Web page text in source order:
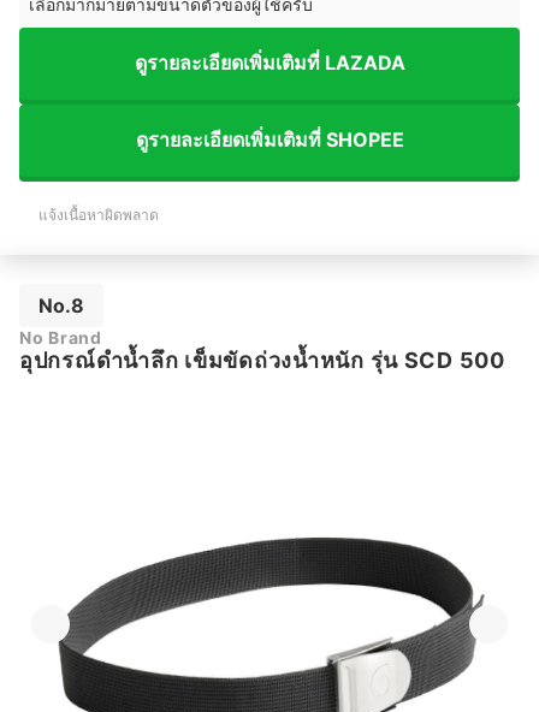
ดูรายละเอียดเพิ่มเติมที่ LAZADA
ดูรายละเอียดเพิ่มเติมที่ SHOPEE
แจ้งเนื้อหาผิดพลาด
No.8
No Brand
อุปกรณ์ดำน้ำลึก เข็มขัดถ่วงน้ำหนัก รุ่น SCD 500